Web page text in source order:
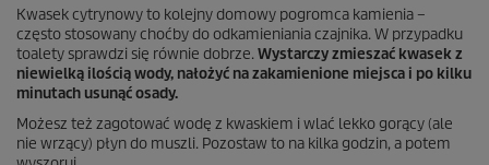
Kwasek cytrynowy to kolejny domowy pogromca kamienia –
często stosowany choćby do odkamieniania czajnika. W przypadku
toalety sprawdzi się równie dobrze.Wystarczy zmieszać kwasek z
niewielką ilością wody, nałożyć na zakamienione miejsca i po kilku
minutach usunąć osady.
Możesz też zagotować wodę z kwaskiem i wlać lekko gorący (ale
nie wrzący) płyn do muszli. Pozostaw to na kilka godzin, a potem